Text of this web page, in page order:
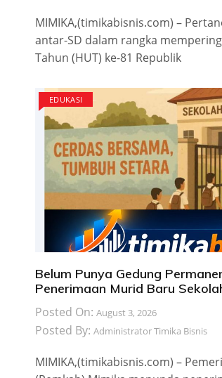
MIMIKA,(timikabisnis.com) –
antar-SD dalam rangka
Tahun (HUT) ke-81 Republik
EDUKASI
Belum Punya Gedung
Penerimaan Murid Baru
Posted On: August 3, 2026
Posted By: Administrator Timika Bisnis
MIMIKA,(timikabisnis.com) –